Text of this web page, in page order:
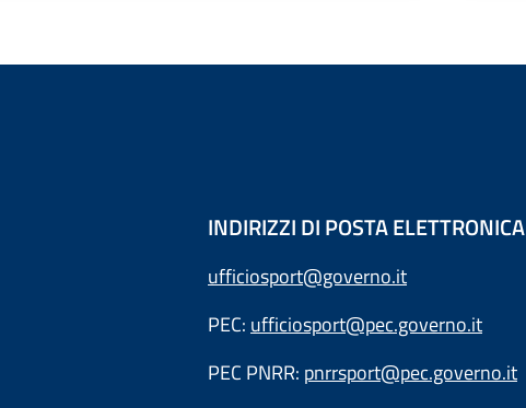
INDIRIZZI DI POSTA ELETTRONICA
ufficiosport@governo.it
PEC: ufficiosport@pec.governo.it
PEC PNRR: pnrrsport@pec.governo.it